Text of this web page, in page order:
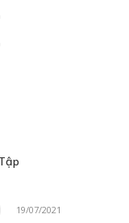
19/07/2021